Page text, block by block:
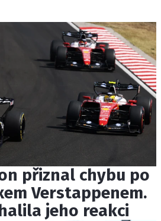
přiznal chybu po
Verstappenem.
jeho reakci